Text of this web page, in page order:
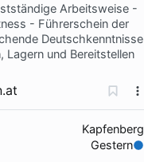
Arbeitsweise -
- Führerschein der
Deutschkenntnisse
Lagern und Bereitstellen
Kapfenberg
Gestern